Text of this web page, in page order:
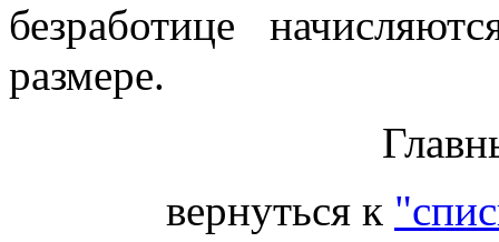
безработице
размере.
вернуться к